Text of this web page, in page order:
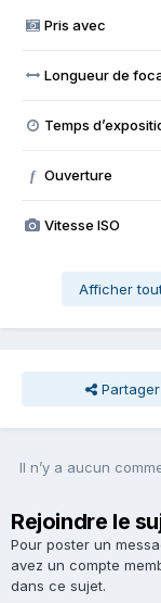
Pris avec
Longueur de
Temps
f Ouverture
Vitesse ISO
Afficher
Partager
Il n’y a aucun
Rejoindre le
Pour poster un
avez un compte
dans ce sujet.